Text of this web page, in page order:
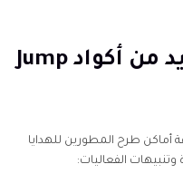
الجزء 4: أين تجد المزيد من أكواد Jump
أماكن طرح المطورين للهدايا
وتنبيهات الفعاليات: